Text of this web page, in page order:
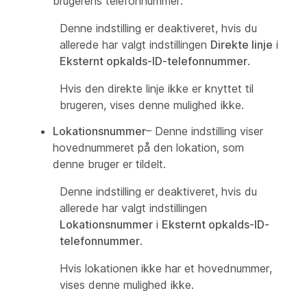
Denne indstilling er deaktiveret, hvis du
allerede har valgt indstillingen Direkte linje i
Eksternt opkalds-ID-telefonnummer.
Hvis den direkte linje ikke er knyttet til
brugeren, vises denne mulighed ikke.
Lokationsnummer– Denne indstilling viser
hovednummeret på den lokation, som
denne bruger er tildelt.
Denne indstilling er deaktiveret, hvis du
allerede har valgt indstillingen
Lokationsnummer i Eksternt opkalds-ID-
telefonnummer.
Hvis lokationen ikke har et hovednummer,
vises denne mulighed ikke.